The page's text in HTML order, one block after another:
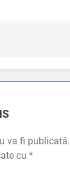
va fi publicată.
cu *